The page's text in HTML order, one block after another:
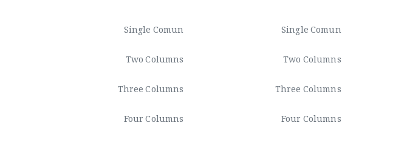
Single Comun
Two Columns
Three Columns
Four Columns
Single Comun
Two Columns
Three Columns
Four Columns